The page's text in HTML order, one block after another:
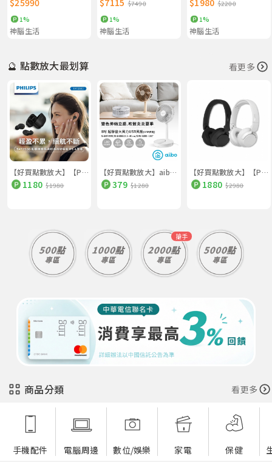
$25990
1%
神腦生活
$7115 $7490
1%
神腦生活
$1980 $2200
1%
神腦生活
🔮 點數放大最划算 看更多
【好買點數放大】【PHILIPS】動態低音長續航通話降噪藍牙5.4耳機（TAT2500）
1180 $1980
【好買點數放大】aibo 8吋 伸縮折疊超靜音大風力USB風扇（可定時）
379 $1280
【好買點數放大】【PHILIPS】ANC主動降噪＋70小時長續航藍牙6.0耳罩耳機（TAH4500）
1880 $2980
搶手
商品分類 看更多
手機配件 電腦周邊 數位/娛樂 家電 保健